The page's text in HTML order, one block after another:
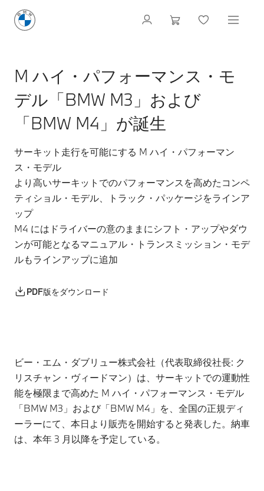
M ハイ・パフォーマンス・モ
デル「BMW M3」および
「BMW M4」が誕生
サーキット走行を可能にする M ハイ・パフォーマン
ス・モデル
より高いサーキットでのパフォーマンスを高めたコンペ
ティショル・モデル、トラック・パッケージをラインア
ップ
M4 にはドライバーの意のままにシフト・アップやダウ
ンが可能となるマニュアル・トランスミッション・モデ
ルもラインアップに追加
PDF版をダウンロード
ビー・エム・ダブリュー株式会社（代表取締役社長: ク
リスチャン・ヴィードマン）は、サーキットでの運動性
能を極限まで高めた M ハイ・パフォーマンス・モデル
「BMW M3」および「BMW M4」を、全国の正規ディ
ーラーにて、本日より販売を開始すると発表した。納車
は、本年 3 月以降を予定している。